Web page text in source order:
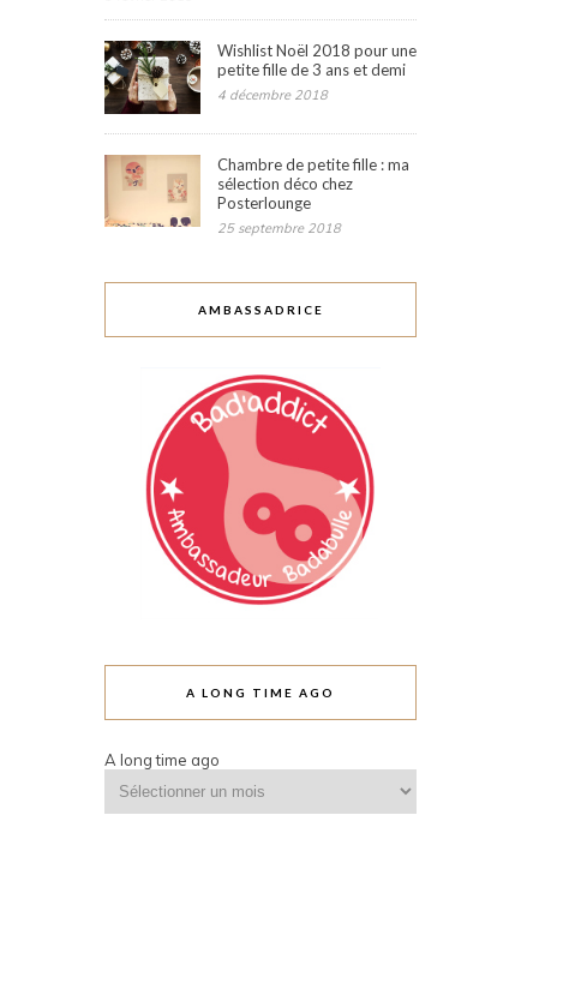
Wishlist Noël 2018 pour une
petite fille de 3 ans et demi
4 décembre 2018
Chambre de petite fille : ma
sélection déco chez
Posterlounge
25 septembre 2018
AMBASSADRICE
A LONG TIME AGO
A long time ago